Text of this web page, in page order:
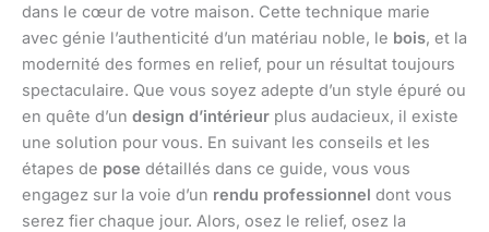
dans le cœur de votre maison. Cette technique marie
avec génie l’authenticité d’un matériau noble, le bois, et la
modernité des formes en relief, pour un résultat toujours
spectaculaire. Que vous soyez adepte d’un style épuré ou
en quête d’un design d’intérieur plus audacieux, il existe
une solution pour vous. En suivant les conseils et les
étapes de pose détaillés dans ce guide, vous vous
engagez sur la voie d’un rendu professionnel dont vous
serez fier chaque jour. Alors, osez le relief, osez la